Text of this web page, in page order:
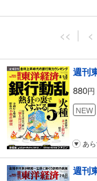
化させる完全養殖だ
業先進国になれたか
［現地ルポ2 宮崎県
スイの気概
魚の棲みかは工場の
ホタテで独走 M＆A巧
商品開発が成功 未利
［魚ランキング］全
路／水揚げ額：１位
漁獲／海面養殖／河
<< <
週刊
880
NEW
あ
週刊